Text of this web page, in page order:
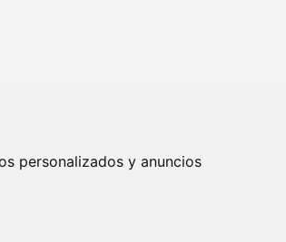
personalizados y anuncios